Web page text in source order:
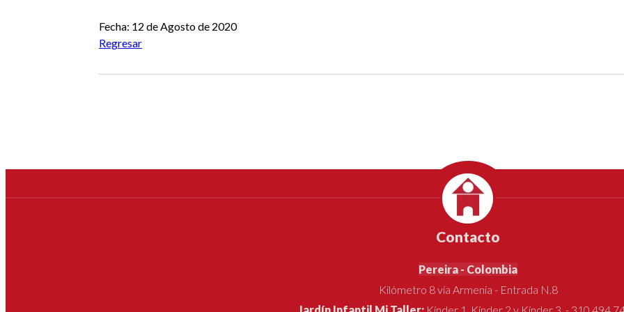
Fecha: 12 de Agosto de 2020
Regresar
Contacto
Pereira - Colombia
Kilómetro 8 vía Armenia - Entrada N.8